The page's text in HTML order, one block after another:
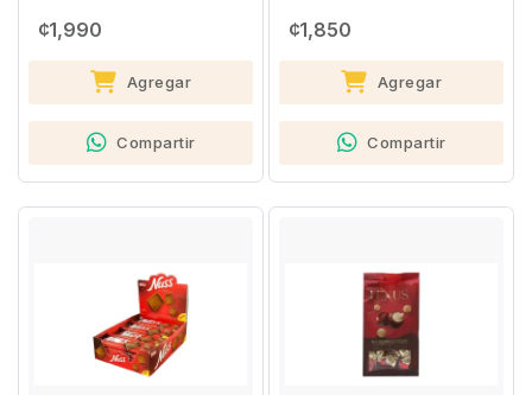
¢1,990
Agregar
Compartir
¢1,850
Agregar
Compartir